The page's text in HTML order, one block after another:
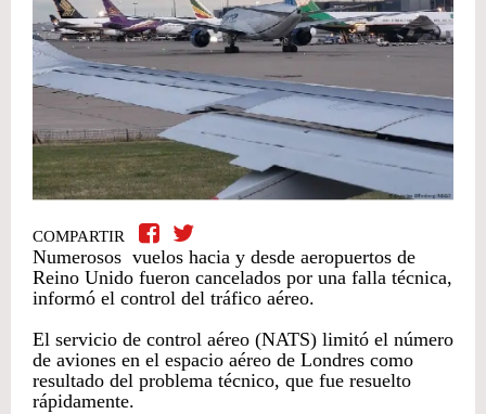
COMPARTIR
Numerosos vuelos hacia y desde aeropuertos de
Reino Unido fueron cancelados por una falla técnica,
informó el control del tráfico aéreo.
El servicio de control aéreo (NATS) limitó el número
de aviones en el espacio aéreo de Londres como
resultado del problema técnico, que fue resuelto
rápidamente.